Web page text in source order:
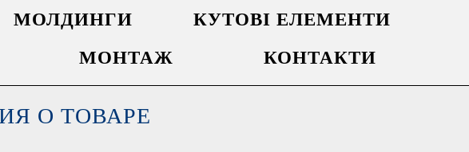
МОЛДИНГИ
КУТОВІ ЕЛЕМЕНТИ
МОНТАЖ КОНТАКТИ
О ТОВАРЕ